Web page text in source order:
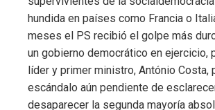
hundida en países como Francia o
meses el PS recibió el golpe más
un gobierno democrático en ejercicio,
líder y primer ministro, António Costa,
escándalo aún pendiente de
desaparecer la segunda mayoría